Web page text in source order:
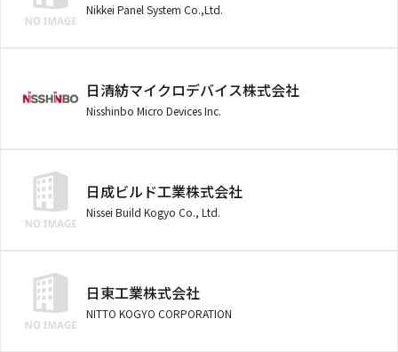
Nikkei Panel System Co.,Ltd.
日清紡マイクロデバイス株式会社
Nisshinbo Micro Devices Inc.
日成ビルド工業株式会社
Nissei Build Kogyo Co., Ltd.
日東工業株式会社
NITTO KOGYO CORPORATION